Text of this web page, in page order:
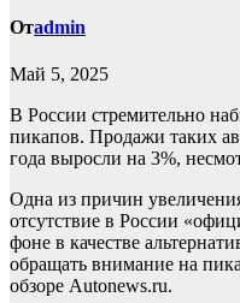
Отadmin
Май 5, 2025
В России стремительно
пикапов. Продажи таких
года выросли на 3%,
Одна из причин
отсутствие в России
фоне в качестве
обращать внимание на
обзоре Autonews.ru.